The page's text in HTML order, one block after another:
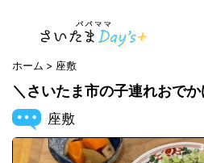
ホーム 座敷
＼さいたま市の子連れおで
座敷